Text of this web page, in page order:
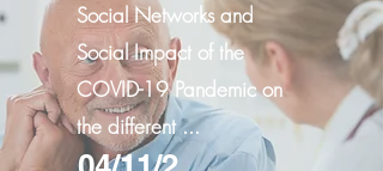
Social Networks and
Social Impact of the
COVID-19 Pandemic on
the different ...